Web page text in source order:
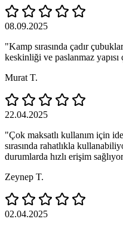
08.09.2025
"Kamp sırasında çadır
keskinliği ve paslanmaz
Murat T.
22.04.2025
"Çok maksatlı kullanım için
sırasında rahatlıkla
durumlarda hızlı erişim
Zeynep T.
02.04.2025